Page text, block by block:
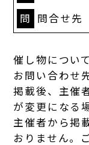
問
問合せ先
催し物につい
お問い合わせ
掲載後、主催
が変更になる
主催者から掲
おりません。